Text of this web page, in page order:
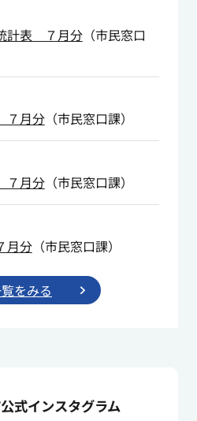
計表 ７月分（市民窓口
７月分（市民窓口課）
７月分（市民窓口課）
月分（市民窓口課）
をみる
式インスタグラム